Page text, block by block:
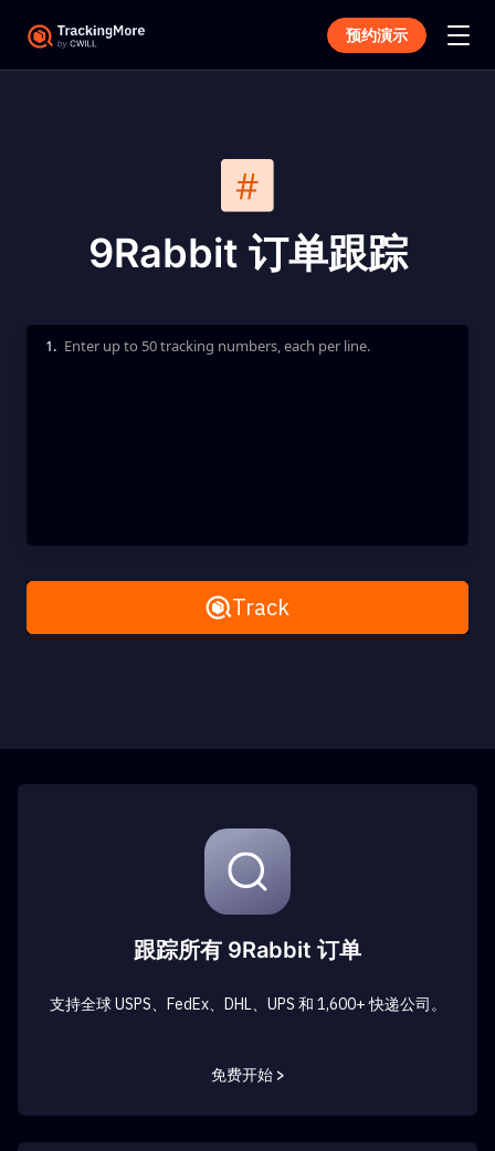
预约演示
9Rabbit 订单跟踪
Enter up to 50 tracking numbers, each per line.
1.
Remove AllTrack
跟踪所有 9Rabbit 订单
支持全球 USPS、FedEx、DHL、UPS 和 1,600+ 快递公司。
免费开始 >